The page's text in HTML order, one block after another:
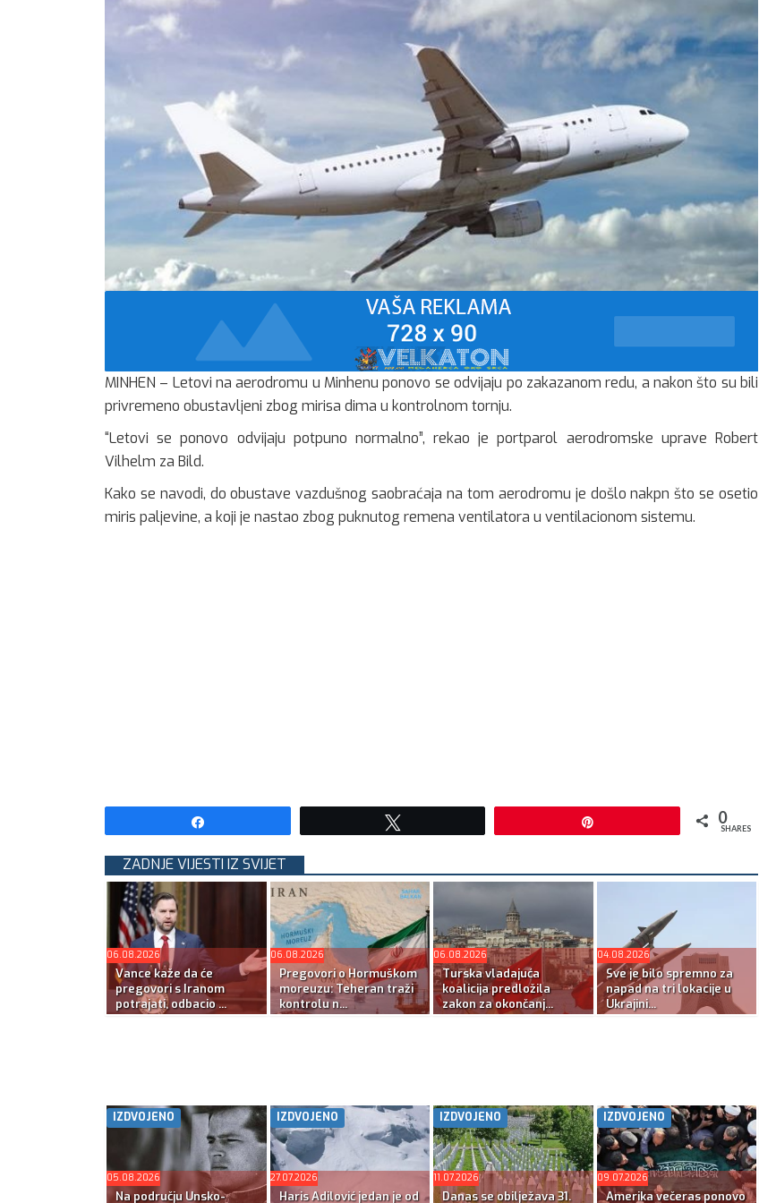
MINHEN – Letovi na aerodromu u Minhenu ponovo se odvijaju po zakazanom redu, a nakon što su bili
privremeno obustavljeni zbog mirisa dima u kontrolnom tornju.
“Letovi se ponovo odvijaju potpuno normalno”, rekao je portparol aerodromske uprave Robert
Vilhelm za Bild.
Kako se navodi, do obustave vazdušnog saobraćaja na tom aerodromu je došlo nakpn što se osetio
miris paljevine, a koji je nastao zbog puknutog remena ventilatora u ventilacionom sistemu.
0
SHARES
ZADNJE VIJESTI IZ SVIJET
06.08.2026
Vance kaže da će
pregovori s Iranom
potrajati, odbacio ...
06.08.2026
Pregovori o Hormuškom
moreuzu: Teheran traži
kontrolu n...
06.08.2026
Turska vladajuća
koalicija predložila
zakon za okončanj...
04.08.2026
Sve je bilo spremno za
napad na tri lokacije u
Ukrajini...
IZDVOJENO
05.08.2026
Na području Unsko-
IZDVOJENO
27.07.2026
Haris Adilović jedan je od
IZDVOJENO
11.07.2026
Danas se obilježava 31.
IZDVOJENO
09.07.2026
Amerika večeras ponovo